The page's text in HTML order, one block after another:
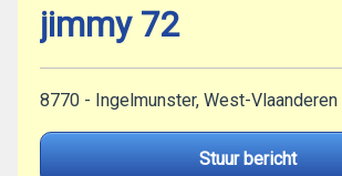
jimmy 72
8770 - Ingelmunster, West-Vlaanderen
Stuur bericht